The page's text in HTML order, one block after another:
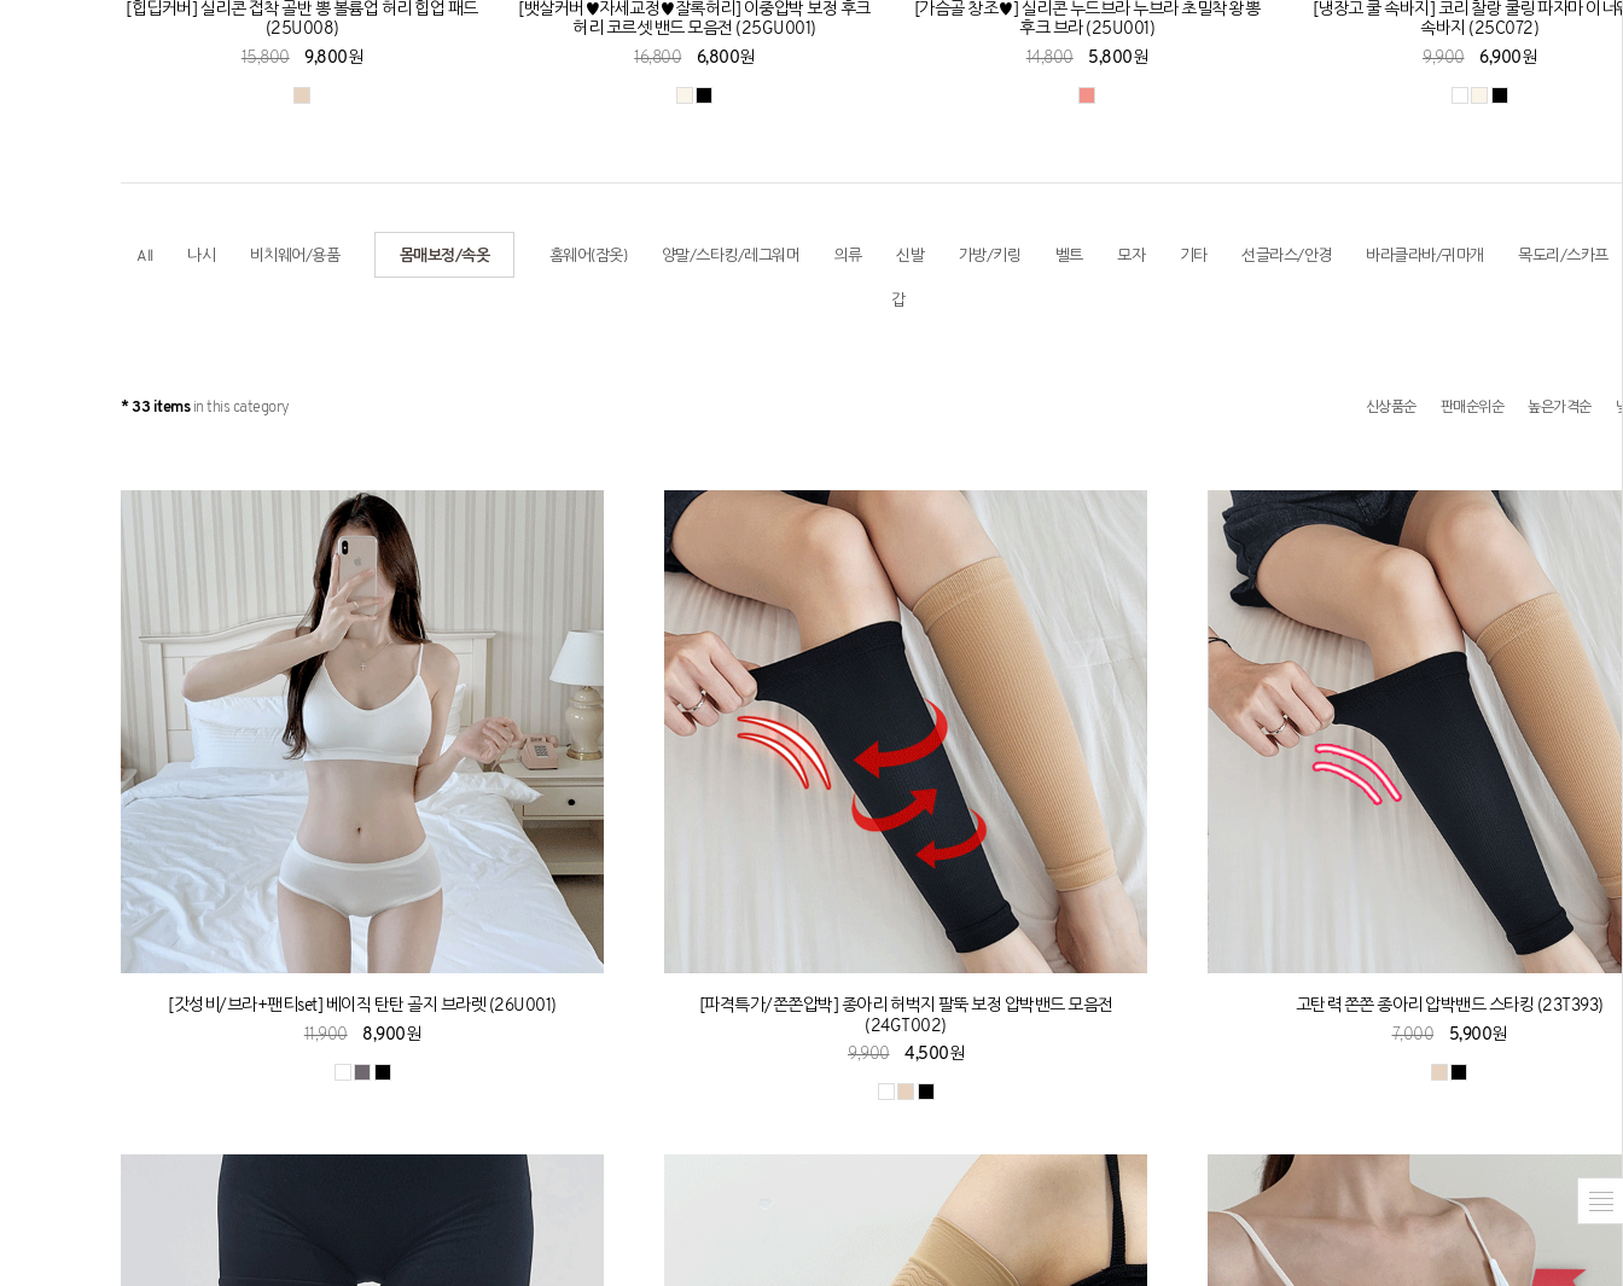
[힙딥커버] 실리콘 접착 골반 뽕 볼륨업 허리 힙업 패드
(25U008)
15,800
9,800원
[뱃살커버♥자세교정♥잘록허리] 이중압박 보정 후크
허리 코르셋 밴드 모음전 (25GU001)
16,800
6,800원
[가슴골 창조♥] 실리콘 누드브라 누브라 초밀착 왕뽕
후크 브라 (25U001)
14,800
5,800원
[냉장고 쿨 속바지] 코리 찰랑 쿨링 파자마 이너
속바지 (25C072)
9,900
6,900원
All 나시 비치웨어/용품 몸매보정/속옷 홈웨어(잠옷) 양말/스타킹/레그워머 의류 신발 가방/키링 벨트 모자 기타 선글라스/안경 바라클라바/귀마개 목도리/스카프
갑
* 33 itemsin this category 신상품순 판매순위순 높은가격순
[갓성비/브라+팬티set] 베이직 탄탄 골지 브라렛 (26U001)
11,900
8,900원
[파격특가/쫀쫀압박] 종아리 허벅지 팔뚝 보정 압박밴드 모음전
(24GT002)
9,900
4,500원
고탄력 쫀쫀 종아리 압박밴드 스타킹 (23T393)
7,000
5,900원